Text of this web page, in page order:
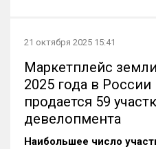
21 октября 2025 15:41
Маркетплейс
2025 года в России
продается 59
девелопмента
Наибольшее число